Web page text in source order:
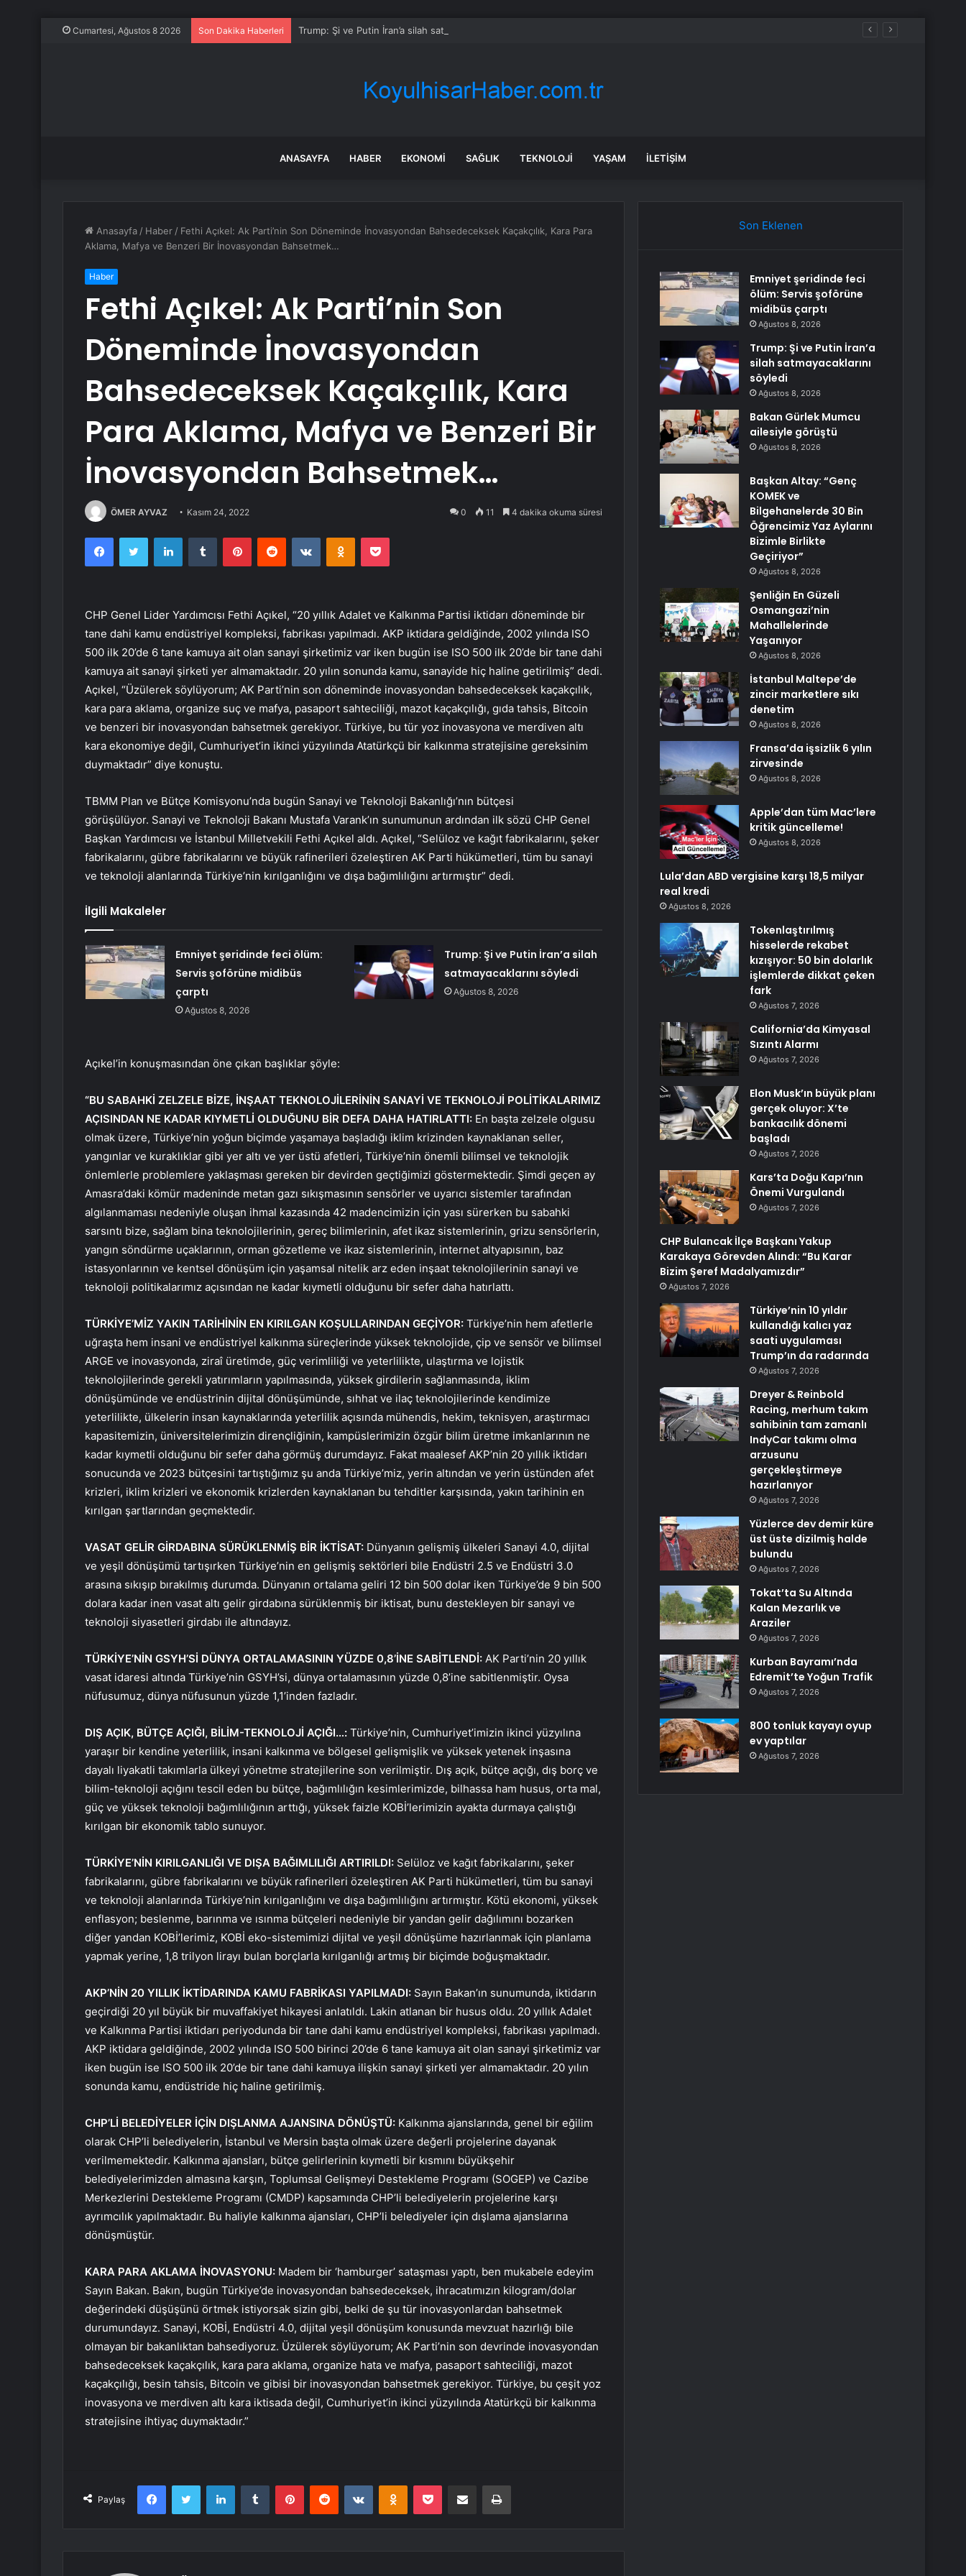
Cumartesi, Ağustos 8 2026 Son Dakika Haberleri Trump: Şi ve Putin İran’a silah satmayacaklarını söyledi
ANASAYFA HABER EKONOMI SAĞLIK TEKNOLOJI YAŞAM İLETIŞIM
Anasayfa / Haber / Fethi Açıkel: Ak Parti’nin Son Döneminde İnovasyondan Bahsedeceksek Kaçakçılık, Kara Para
Aklama, Mafya ve Benzeri Bir İnovasyondan Bahsetmek…
Haber
Fethi Açıkel: Ak Parti’nin Son
Döneminde İnovasyondan
Bahsedeceksek Kaçakçılık, Kara
Para Aklama, Mafya ve Benzeri Bir
İnovasyondan Bahsetmek…
ÖMER AYVAZ Kasım 24, 2022 0 11 4 dakika okuma süresi
FacebookTwitter LinkedInTumblr PinterestReddit VKontakteOdnoklassniki
Pocket
CHP Genel Lider Yardımcısı Fethi Açıkel, “20 yıllık Adalet ve Kalkınma Partisi iktidarı döneminde bir
tane dahi kamu endüstriyel kompleksi, fabrikası yapılmadı. AKP iktidara geldiğinde, 2002 yılında ISO
500 ilk 20’de 6 tane kamuya ait olan sanayi şirketimiz var iken bugün ise ISO 500 ilk 20’de bir tane dahi
kamuya ait sanayi şirketi yer almamaktadır. 20 yılın sonunda kamu, sanayide hiç haline getirilmiş” dedi.
Açıkel, “Üzülerek söylüyorum; AK Parti’nin son döneminde inovasyondan bahsedeceksek kaçakçılık,
kara para aklama, organize suç ve mafya, pasaport sahteciliği, mazot kaçakçılığı, gıda tahsis, Bitcoin
ve benzeri bir inovasyondan bahsetmek gerekiyor. Türkiye, bu tür yoz inovasyona ve merdiven altı
kara ekonomiye değil, Cumhuriyet’in ikinci yüzyılında Atatürkçü bir kalkınma stratejisine gereksinim
duymaktadır” diye konuştu.
TBMM Plan ve Bütçe Komisyonu’nda bugün Sanayi ve Teknoloji Bakanlığı’nın bütçesi
görüşülüyor. Sanayi ve Teknoloji Bakanı Mustafa Varank’ın sunumunun ardından ilk sözü CHP Genel
Başkan Yardımcısı ve İstanbul Milletvekili Fethi Açıkel aldı. Açıkel, “Selüloz ve kağıt fabrikalarını, şeker
fabrikalarını, gübre fabrikalarını ve büyük rafinerileri özeleştiren AK Parti hükümetleri, tüm bu sanayi
ve teknoloji alanlarında Türkiye’nin kırılganlığını ve dışa bağımlılığını artırmıştır” dedi.
İlgili Makaleler
Emniyet şeridinde feci ölüm:
Servis şoförüne midibüs
çarptı
Ağustos 8, 2026
Trump: Şi ve Putin İran’a silah
satmayacaklarını söyledi
Ağustos 8, 2026
Açıkel’in konuşmasından öne çıkan başlıklar şöyle:
“BU SABAHKİ ZELZELE BİZE, İNŞAAT TEKNOLOJİLERİNİN SANAYİ VE TEKNOLOJİ POLİTİKALARIMIZ
AÇISINDAN NE KADAR KIYMETLİ OLDUĞUNU BİR DEFA DAHA HATIRLATTI: En başta zelzele olgusu
olmak üzere, Türkiye’nin yoğun biçimde yaşamaya başladığı iklim krizinden kaynaklanan seller,
yangınlar ve kuraklıklar gibi yer altı ve yer üstü afetleri, Türkiye’nin önemli bilimsel ve teknolojik
önlemlerle problemlere yaklaşması gereken bir devirden geçtiğimizi göstermektedir. Şimdi geçen ay
Amasra’daki kömür madeninde metan gazı sıkışmasının sensörler ve uyarıcı sistemler tarafından
algılanmaması nedeniyle oluşan ihmal kazasında 42 madencimizin için yası sürerken bu sabahki
sarsıntı bize, sağlam bina teknolojilerinin, gereç bilimlerinin, afet ikaz sistemlerinin, grizu sensörlerin,
yangın söndürme uçaklarının, orman gözetleme ve ikaz sistemlerinin, internet altyapısının, baz
istasyonlarının ve kentsel dönüşüm için yaşamsal nitelik arz eden inşaat teknolojilerinin sanayi ve
teknoloji politikalarımız açısından ne kadar kıymetli olduğunu bir sefer daha hatırlattı.
TÜRKİYE’MİZ YAKIN TARİHİNİN EN KIRILGAN KOŞULLARINDAN GEÇİYOR: Türkiye’nin hem afetlerle
uğraşta hem insani ve endüstriyel kalkınma süreçlerinde yüksek teknolojide, çip ve sensör ve bilimsel
ARGE ve inovasyonda, ziraî üretimde, güç verimliliği ve yeterlilikte, ulaştırma ve lojistik
teknolojilerinde gerekli yatırımların yapılmasında, yüksek girdilerin sağlanmasında, iklim
dönüşümünde ve endüstrinin dijital dönüşümünde, sıhhat ve ilaç teknolojilerinde kendimize
yeterlilikte, ülkelerin insan kaynaklarında yeterlilik açısında mühendis, hekim, teknisyen, araştırmacı
kapasitemizin, üniversitelerimizin dirençliğinin, kampüslerimizin özgür bilim üretme imkanlarının ne
kadar kıymetli olduğunu bir sefer daha görmüş durumdayız. Fakat maalesef AKP’nin 20 yıllık iktidarı
sonucunda ve 2023 bütçesini tartıştığımız şu anda Türkiye’miz, yerin altından ve yerin üstünden afet
krizleri, iklim krizleri ve ekonomik krizlerden kaynaklanan bu tehditler karşısında, yakın tarihinin en
kırılgan şartlarından geçmektedir.
VASAT GELİR GİRDABINA SÜRÜKLENMİŞ BİR İKTİSAT: Dünyanın gelişmiş ülkeleri Sanayi 4.0, dijital
ve yeşil dönüşümü tartışırken Türkiye’nin en gelişmiş sektörleri bile Endüstri 2.5 ve Endüstri 3.0
arasına sıkışıp bırakılmış durumda. Dünyanın ortalama geliri 12 bin 500 dolar iken Türkiye’de 9 bin 500
dolara kadar inen vasat altı gelir girdabına sürüklenmiş bir iktisat, bunu destekleyen bir sanayi ve
teknoloji siyasetleri girdabı ile altındayız.
TÜRKİYE’NİN GSYH’Sİ DÜNYA ORTALAMASININ YÜZDE 0,8’İNE SABİTLENDİ: AK Parti’nin 20 yıllık
vasat idaresi altında Türkiye’nin GSYH’si, dünya ortalamasının yüzde 0,8’ine sabitlenmiştir. Oysa
nüfusumuz, dünya nüfusunun yüzde 1,1’inden fazladır.
DIŞ AÇIK, BÜTÇE AÇIĞI, BİLİM-TEKNOLOJİ AÇIĞI…: Türkiye’nin, Cumhuriyet’imizin ikinci yüzyılına
yaraşır bir kendine yeterlilik, insani kalkınma ve bölgesel gelişmişlik ve yüksek yetenek inşasına
dayalı liyakatli takımlarla ülkeyi yönetme stratejilerine son verilmiştir. Dış açık, bütçe açığı, dış borç ve
bilim-teknoloji açığını tescil eden bu bütçe, bağımlılığın kesimlerimizde, bilhassa ham husus, orta mal,
güç ve yüksek teknoloji bağımlılığının arttığı, yüksek faizle KOBİ’lerimizin ayakta durmaya çalıştığı
kırılgan bir ekonomik tablo sunuyor.
TÜRKİYE’NİN KIRILGANLIĞI VE DIŞA BAĞIMLILIĞI ARTIRILDI: Selüloz ve kağıt fabrikalarını, şeker
fabrikalarını, gübre fabrikalarını ve büyük rafinerileri özeleştiren AK Parti hükümetleri, tüm bu sanayi
ve teknoloji alanlarında Türkiye’nin kırılganlığını ve dışa bağımlılığını artırmıştır. Kötü ekonomi, yüksek
enflasyon; beslenme, barınma ve ısınma bütçeleri nedeniyle bir yandan gelir dağılımını bozarken
diğer yandan KOBİ’lerimiz, KOBİ eko-sistemimizi dijital ve yeşil dönüşüme hazırlanmak için planlama
yapmak yerine, 1,8 trilyon lirayı bulan borçlarla kırılganlığı artmış bir biçimde boğuşmaktadır.
AKP’NİN 20 YILLIK İKTİDARINDA KAMU FABRİKASI YAPILMADI: Sayın Bakan’ın sunumunda, iktidarın
geçirdiği 20 yıl büyük bir muvaffakiyet hikayesi anlatıldı. Lakin atlanan bir husus oldu. 20 yıllık Adalet
ve Kalkınma Partisi iktidarı periyodunda bir tane dahi kamu endüstriyel kompleksi, fabrikası yapılmadı.
AKP iktidara geldiğinde, 2002 yılında ISO 500 birinci 20’de 6 tane kamuya ait olan sanayi şirketimiz var
iken bugün ise ISO 500 ilk 20’de bir tane dahi kamuya ilişkin sanayi şirketi yer almamaktadır. 20 yılın
sonunda kamu, endüstride hiç haline getirilmiş.
CHP’Lİ BELEDİYELER İÇİN DIŞLANMA AJANSINA DÖNÜŞTÜ: Kalkınma ajanslarında, genel bir eğilim
olarak CHP’li belediyelerin, İstanbul ve Mersin başta olmak üzere değerli projelerine dayanak
verilmemektedir. Kalkınma ajansları, bütçe gelirlerinin kıymetli bir kısmını büyükşehir
belediyelerimizden almasına karşın, Toplumsal Gelişmeyi Destekleme Programı (SOGEP) ve Cazibe
Merkezlerini Destekleme Programı (CMDP) kapsamında CHP’li belediyelerin projelerine karşı
ayrımcılık yapılmaktadır. Bu haliyle kalkınma ajansları, CHP’li belediyeler için dışlama ajanslarına
dönüşmüştür.
KARA PARA AKLAMA İNOVASYONU: Madem bir ‘hamburger’ sataşması yaptı, ben mukabele edeyim
Sayın Bakan. Bakın, bugün Türkiye’de inovasyondan bahsedeceksek, ihracatımızın kilogram/dolar
değerindeki düşüşünü örtmek istiyorsak sizin gibi, belki de şu tür inovasyonlardan bahsetmek
durumundayız. Sanayi, KOBİ, Endüstri 4.0, dijital yeşil dönüşüm konusunda mevzuat hazırlığı bile
olmayan bir bakanlıktan bahsediyoruz. Üzülerek söylüyorum; AK Parti’nin son devrinde inovasyondan
bahsedeceksek kaçakçılık, kara para aklama, organize hata ve mafya, pasaport sahteciliği, mazot
kaçakçılığı, besin tahsis, Bitcoin ve gibisi bir inovasyondan bahsetmek gerekiyor. Türkiye, bu çeşit yoz
inovasyona ve merdiven altı kara iktisada değil, Cumhuriyet’in ikinci yüzyılında Atatürkçü bir kalkınma
stratejisine ihtiyaç duymaktadır.”
Paylaş
FacebookTwitter LinkedInTumblr PinterestReddit VKontakteOdnoklassniki
Pocket E-Posta ile paylaş Yazdır
Son Eklenen
Emniyet şeridinde feci
ölüm: Servis şoförüne
midibüs çarptı
Ağustos 8, 2026
Trump: Şi ve Putin İran’a
silah satmayacaklarını
söyledi
Ağustos 8, 2026
Bakan Gürlek Mumcu
ailesiyle görüştü
Ağustos 8, 2026
Başkan Altay: “Genç
KOMEK ve
Bilgehanelerde 30 Bin
Öğrencimiz Yaz Aylarını
Bizimle Birlikte
Geçiriyor”
Ağustos 8, 2026
Şenliğin En Güzeli
Osmangazi’nin
Mahallelerinde
Yaşanıyor
Ağustos 8, 2026
İstanbul Maltepe’de
zincir marketlere sıkı
denetim
Ağustos 8, 2026
Fransa’da işsizlik 6 yılın
zirvesinde
Ağustos 8, 2026
Apple’dan tüm Mac’lere
kritik güncelleme!
Ağustos 8, 2026
Lula’dan ABD vergisine karşı 18,5 milyar
real kredi
Ağustos 8, 2026
Tokenlaştırılmış
hisselerde rekabet
kızışıyor: 50 bin dolarlık
işlemlerde dikkat çeken
fark
Ağustos 7, 2026
California’da Kimyasal
Sızıntı Alarmı
Ağustos 7, 2026
Elon Musk’ın büyük planı
gerçek oluyor: X’te
bankacılık dönemi
başladı
Ağustos 7, 2026
Kars’ta Doğu Kapı’nın
Önemi Vurgulandı
Ağustos 7, 2026
CHP Bulancak İlçe Başkanı Yakup
Karakaya Görevden Alındı: “Bu Karar
Bizim Şeref Madalyamızdır”
Ağustos 7, 2026
Türkiye’nin 10 yıldır
kullandığı kalıcı yaz
saati uygulaması
Trump’ın da radarında
Ağustos 7, 2026
Dreyer & Reinbold
Racing, merhum takım
sahibinin tam zamanlı
IndyCar takımı olma
arzusunu
gerçekleştirmeye
hazırlanıyor
Ağustos 7, 2026
Yüzlerce dev demir küre
üst üste dizilmiş halde
bulundu
Ağustos 7, 2026
Tokat’ta Su Altında
Kalan Mezarlık ve
Araziler
Ağustos 7, 2026
Kurban Bayramı’nda
Edremit’te Yoğun Trafik
Ağustos 7, 2026
800 tonluk kayayı oyup
ev yaptılar
Ağustos 7, 2026